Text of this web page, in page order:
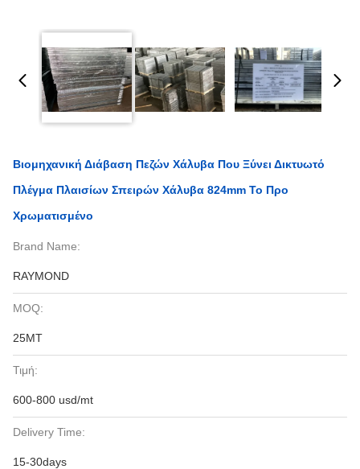
Βιομηχανική Διάβαση Πεζών Χάλυβα Που Ξύνει Δικτυωτό
Πλέγμα Πλαισίων Σπειρών Χάλυβα 824mm Το Προ
Χρωματισμένο
Brand Name:
RAYMOND
MOQ:
25MT
Τιμή:
600-800 usd/mt
Delivery Time:
15-30days